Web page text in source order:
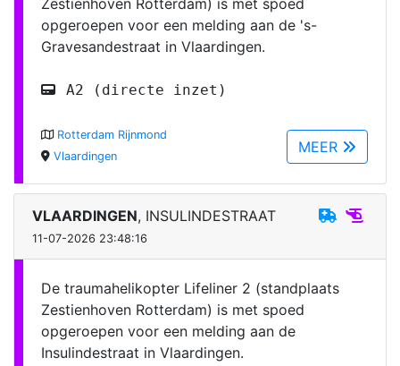
Zestienhoven Rotterdam) is met spoed
opgeroepen voor een melding aan de 's-
Gravesandestraat in Vlaardingen.
A2 (directe inzet)
MEER
Rotterdam Rijnmond
Vlaardingen
VLAARDINGEN, INSULINDESTRAAT
11-07-2026 23:48:16
De traumahelikopter Lifeliner 2 (standplaats
Zestienhoven Rotterdam) is met spoed
opgeroepen voor een melding aan de
Insulindestraat in Vlaardingen.